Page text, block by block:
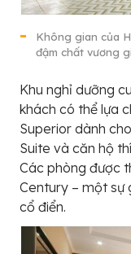
Không gian của
đậm chất vương
Khu nghỉ dưỡng
khách có thể lựa
Superior dành
Suite và căn hộ
Các phòng được
Century – một sự
cổ điển.